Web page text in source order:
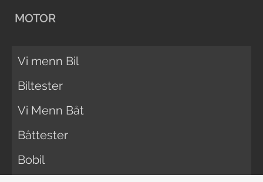
MOTOR
Vi menn Bil
Biltester
Vi Menn Båt
Båttester
Bobil